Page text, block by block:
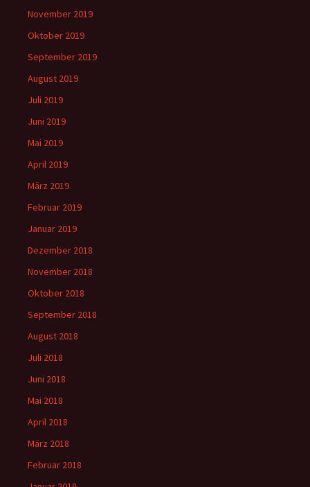
November 2019
Oktober 2019
September 2019
August 2019
Juli 2019
Juni 2019
Mai 2019
April 2019
März 2019
Februar 2019
Januar 2019
Dezember 2018
November 2018
Oktober 2018
September 2018
August 2018
Juli 2018
Juni 2018
Mai 2018
April 2018
März 2018
Februar 2018